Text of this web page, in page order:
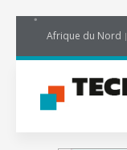
Afrique du Nord